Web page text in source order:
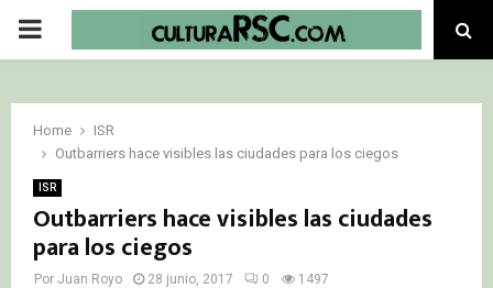
PRIMARY
Home
ISR
Outbarriers hace visibles las ciudades para los ciegos
ISR
Outbarriers hace visibles las ciudades
para los ciegos
Por Juan Royo 28 junio, 2017 0 1497